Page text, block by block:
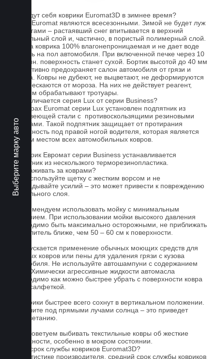
Выберите марку авто
Как ведут себя коврики Euromat3D в зимнее время?
Ковры Euromat являются всесезонными. Зимой не будет луж
под ногами – растаявший снег впитывается в верхний
текстильный слой и, частично, в пористый полимерный слой.
Основа коврика 100% влагонепроницаемая и не дает воде
попасть на пол автомобиля. При включенной печке через 10
- 15 мин. поверхность станет сухой. Бортик высотой до 40 мм
эффективно предохраняет салон автомобиля от грязи и
мусора. Ковры не дубеют, не выцветают, не деформируются
и не трескаются от мороза. На них не действует реагент,
которым обрабатывают тротуары.
Чем отличается серия Lux от серии Business?
На коврах Euromat серии Lux установлен подпятник из
нержавеющей стали с противоскользящими резиновыми
вставками. Такой подпятник защищает от протирания
поверхность под правой ногой водителя, которая является
слабым местом всех автомобильных ковров.
На коврик Евромат серии Business устанавливается
подпятник из нескользкого терморезинопластика.
Как ухаживать за коврами?
1.Не используйте щетку с жестким ворсом и не
прикладывайте усилий – это может привести к повреждению
текстильного слоя.
2. Рекомендуем использовать мойку с минимальным
давлением. При использовании мойки высокого давления
необходимо быть максимально осторожными, не приближать
распылитель ближе, чем 50 – 60 см к поверхности.
3. Допускается применение обычных моющих средств для
бытовых ковров или пены для удаления грязи с кузова
автомобиля. Не используйте автошампуни с содержанием
воска! Химически агрессивные жидкости автомасла
необходимо как можно быстрее убрать с поверхности ковра
сухой салфеткой.
4. Коврики быстрее всего сохнут в вертикальном положении.
Не сушите под прямыми лучами солнца – это приведет
к выцветанию.
5. Не советуем выбивать текстильные ковры об жесткие
поверхности, особенно в мокром состоянии.
Какой срок службы ковриков Euromat3D?
По статистике производителя, средний срок службы ковриков